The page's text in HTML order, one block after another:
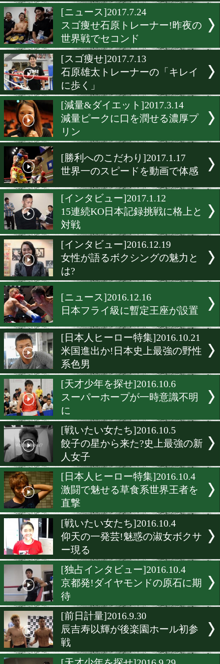
世代交代!ベガスで36年ぶ
挙
[試合後談話]2017.7.25
ピンとするトレーナーの内
来選手が判定勝利
[ニュース]2017.7.24
スゴ痩せ石原トレーナー!
世界戦でセコンド
[スゴ痩せ]2017.7.13
石原雄太トレーナーの「キ
に歩く」
[減量&ダイエット
減量ピークに口を潤せる濃
リン
[勝利へのこだわり
世界一のスピードを動画で
[インタビュー]2017.1.12
15連続KO日本記録挑戦に
対戦
[インタビュー]2016.12.19
女性が語るボクシングの魅
は?
[ニュース]2016.12.16
日本フライ級に暫定王座が
[日本人ヒーロー特集
米国進出か!日本史上最強
系色男
[天才少年を探せ]2016.10.6
スーパーホープが一時意識
に
[戦いたい女たち]2016.10.5
餃子の星から来た?史上最